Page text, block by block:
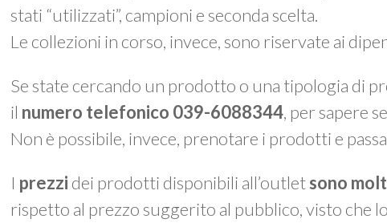
stati “utilizzati”, campioni e seconda scelta.
Le collezioni in corso, invece, sono riservate ai
Se state cercando un prodotto o una tipologia di
il numero telefonico 039-6088344, per sapere
Non è possibile, invece, prenotare i prodotti e
I prezzi dei prodotti disponibili all’outletsono
rispetto al prezzo suggerito al pubblico, visto che